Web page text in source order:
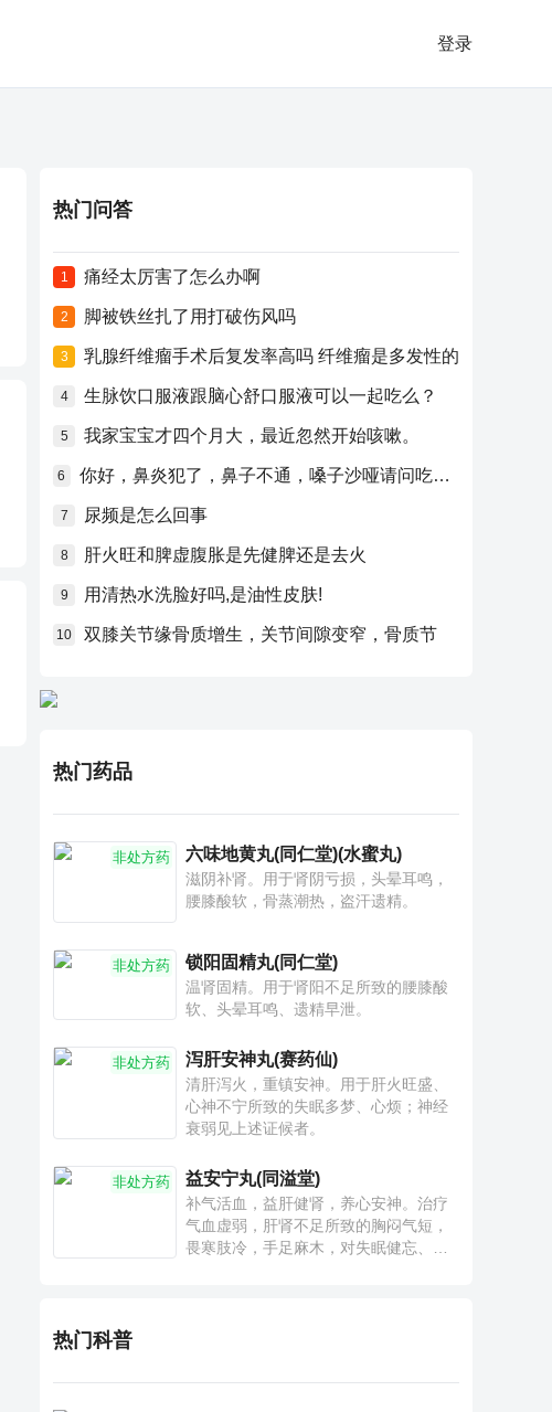
登录
热门问答
1 痛经太厉害了怎么办啊
2 脚被铁丝扎了用打破伤风吗
3 乳腺纤维瘤手术后复发率高吗 纤维瘤是多发性的
4 生脉饮口服液跟脑心舒口服液可以一起吃么？
5 我家宝宝才四个月大，最近忽然开始咳嗽。
6 你好，鼻炎犯了，鼻子不通，嗓子沙哑请问吃什么药比较好？
7 尿频是怎么回事
8 肝火旺和脾虚腹胀是先健脾还是去火
9 用清热水洗脸好吗,是油性皮肤!
10 双膝关节缘骨质增生，关节间隙变窄，骨质节
热门药品
非处方药 六味地黄丸(同仁堂)(水蜜丸)
滋阴补肾。用于肾阴亏损，头晕耳鸣，
腰膝酸软，骨蒸潮热，盗汗遗精。
非处方药 锁阳固精丸(同仁堂)
温肾固精。用于肾阳不足所致的腰膝酸
软、头晕耳鸣、遗精早泄。
非处方药 泻肝安神丸(赛药仙)
清肝泻火，重镇安神。用于肝火旺盛、
心神不宁所致的失眠多梦、心烦；神经
衰弱见上述证候者。
非处方药 益安宁丸(同溢堂)
补气活血，益肝健肾，养心安神。治疗
气血虚弱，肝肾不足所致的胸闷气短，
畏寒肢冷，手足麻木，对失眠健忘、神
热门科普